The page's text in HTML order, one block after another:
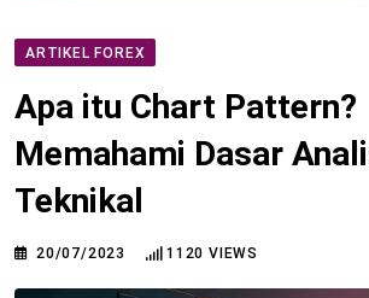
ARTIKEL FOREX
Apa itu Chart Pattern?
Memahami Dasar
Teknikal
20/07/2023 1120 VIEWS